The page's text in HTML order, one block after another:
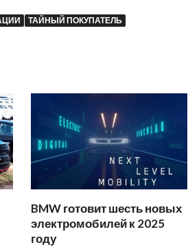
ТАЙНЫЙ ПОКУПАТЕЛЬ
BMW готовит шесть новых
электромобилей к 2025
году